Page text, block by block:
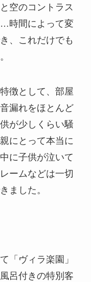
空のコントラス
…時間によって変
、これだけでも
徴として、部屋
漏れをほとんど
が少しくらい騒
にとって本当に
に子供が泣いて
ームなどは一切
ました。
「ヴィラ楽園」
呂付きの特別客